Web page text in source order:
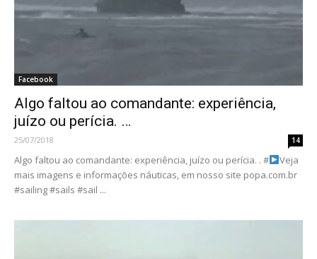
Facebook
Algo faltou ao comandante: experiência,
juízo ou perícia. …
25/07/2018 14
Algo faltou ao comandante: experiência, juízo ou perícia. . #
Veja
mais imagens e informações náuticas, em nosso site popa.com.br
#sailing #sails #sail ...